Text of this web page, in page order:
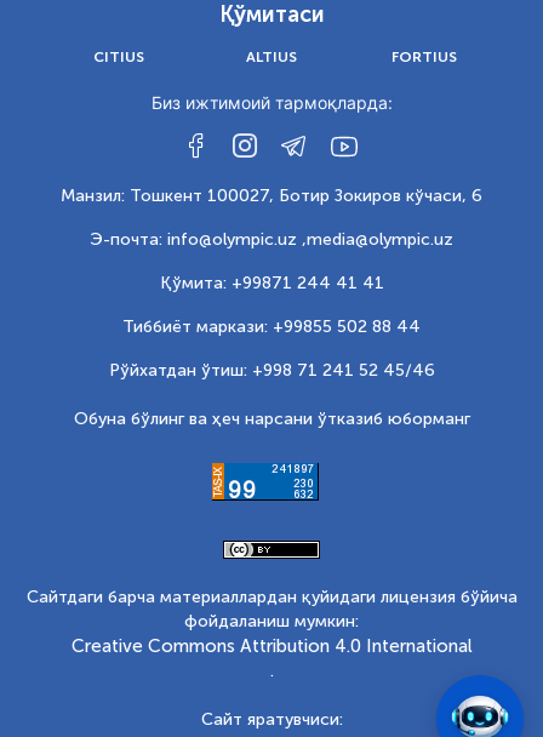
Қўмитаси
CITIUS ALTIUS FORTIUS
Биз ижтимоий тармоқларда:
Манзил: Тошкент 100027, Ботир Зокиров кўчаси, 6
Э-почта: info@olympic.uz ,media@olympic.uz
Қўмита: +99871 244 41 41
Тиббиёт маркази: +99855 502 88 44
Рўйхатдан ўтиш: +998 71 241 52 45/46
Обуна бўлинг ва ҳеч нарсани ўтказиб юборманг
Сайтдаги барча материаллардан қуйидаги лицензия бўйича
фойдаланиш мумкин:
Creative Commons Attribution 4.0 International
.
Сайт яратувчиси: